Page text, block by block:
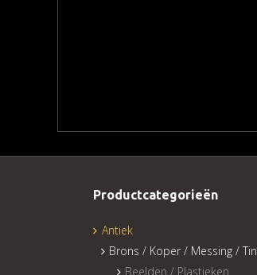
Productcategorieën
Antiek
Brons / Koper / Messing / Tin
Beelden / Plastieken